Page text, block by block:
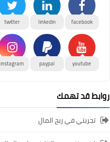
facebook
linkedin
twitter
youtube
paypal
instagram
روابط قد تهمك
تجربتي في ربح المال